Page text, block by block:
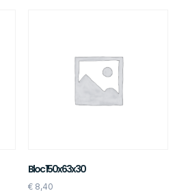
Bloc 150x63x30
€8,40